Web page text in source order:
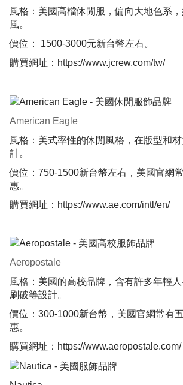
風格：美國高檔休閒服，偏向大地色系
風。
價位： 1500-3000元新台幣左右。
購買網址： https://www.jcrew.com/tw/
American Eagle
風格：美式率性的休閒風格，在版型和
計。
價位：750-1500新台幣左右，美國官網
惠。
購買網址： https://www.ae.com/intl/en/
Aeropostale
風格：美國的高校品牌，含有許多年輕
刷破等設計。
價位：300-1000新台幣，美國官網常有
惠。
購買網址： https://www.aeropostale.com/